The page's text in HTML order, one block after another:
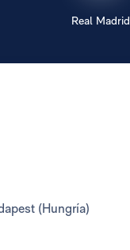
Real Madrid
(Hungría)